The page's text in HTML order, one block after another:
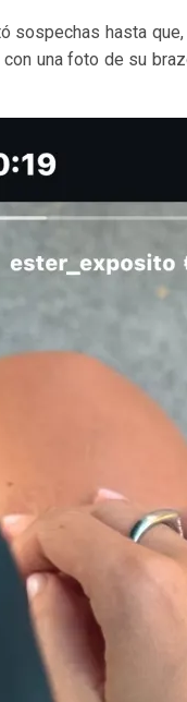
sospechas hasta
con una foto de su